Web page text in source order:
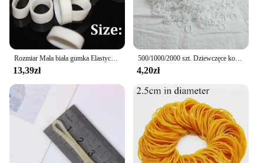
Rozmiar Mała biała gumka Elastyczne małe gumki do pakowania 100/200/500 - Ilość do wyboru
13,39zł
500/1000/2000 szt. Dziewczęce kolorowa jednorazowa gumka gumki do włosów opaska dziecięca opaska na kucyk dziecięce akcesoria do włosów
4,20zł